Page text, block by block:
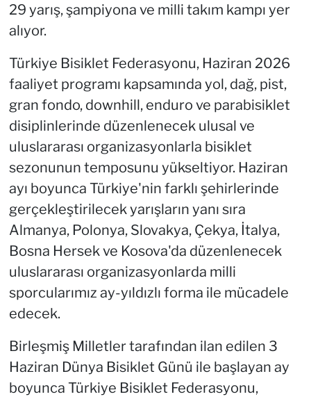
29 yarış, şampiyona ve milli takım kampı yer
alıyor.
Türkiye Bisiklet Federasyonu, Haziran 2026
faaliyet programı kapsamında yol, dağ, pist,
gran fondo, downhill, enduro ve parabisiklet
disiplinlerinde düzenlenecek ulusal ve
uluslararası organizasyonlarla bisiklet
sezonunun temposunu yükseltiyor. Haziran
ayı boyunca Türkiye'nin farklı şehirlerinde
gerçekleştirilecek yarışların yanı sıra
Almanya, Polonya, Slovakya, Çekya, İtalya,
Bosna Hersek ve Kosova'da düzenlenecek
uluslararası organizasyonlarda milli
sporcularımız ay-yıldızlı forma ile mücadele
edecek.
Birleşmiş Milletler tarafından ilan edilen 3
Haziran Dünya Bisiklet Günü ile başlayan ay
boyunca Türkiye Bisiklet Federasyonu,